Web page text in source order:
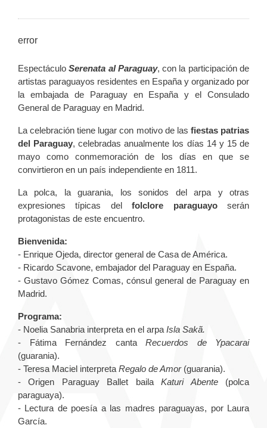
error
EspectáculoSerenata al Paraguay, con la participación de
artistas paraguayos residentes en España y organizado por
la embajada de Paraguay en España y el Consulado
General de Paraguay en Madrid.
La celebración tiene lugar con motivo de las fiestas patrias
del Paraguay, celebradas anualmente los días 14 y 15 de
mayo como conmemoración de los días en que se
convirtieron en un país independiente en 1811.
La polca, la guarania, los sonidos del arpa y otras
expresiones típicas delfolclore paraguayoserán
protagonistas de este encuentro.
Bienvenida:
- Enrique Ojeda, director general de Casa de América.
- Ricardo Scavone, embajador del Paraguay en España.
- Gustavo Gómez Comas, cónsul general de Paraguay en
Madrid.
Programa:
- Noelia Sanabria interpreta en el arpa Isla Sakã.
- Fátima Fernández canta Recuerdos de Ypacarai
(guarania).
- Teresa Maciel interpreta Regalo de Amor(guarania).
- Origen Paraguay Ballet bailaKaturi Abente(polca
paraguaya).
- Lectura de poesía a las madres paraguayas, por Laura
García.